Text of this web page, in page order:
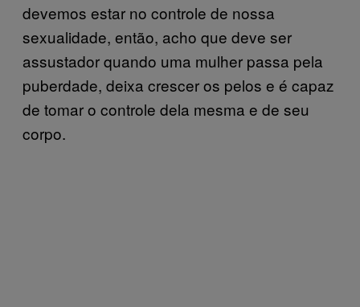
devemos estar no controle de nossa
sexualidade, então, acho que deve ser
assustador quando uma mulher passa pela
puberdade, deixa crescer os pelos e é capaz
de tomar o controle dela mesma e de seu
corpo.